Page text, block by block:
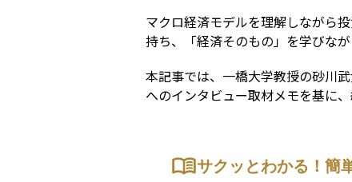
マクロ経済モデルを理解しながら
持ち、「経済そのもの」を学びな
本記事では、一橋大学教授の砂川
へのインタビュー取材メモを基に
サクッとわかる！簡